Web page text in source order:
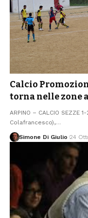
Calcio
torna nelle zone
ARPINO – CALCIO SEZZE
Colafrancesco),…
Simone Di Giulio 24